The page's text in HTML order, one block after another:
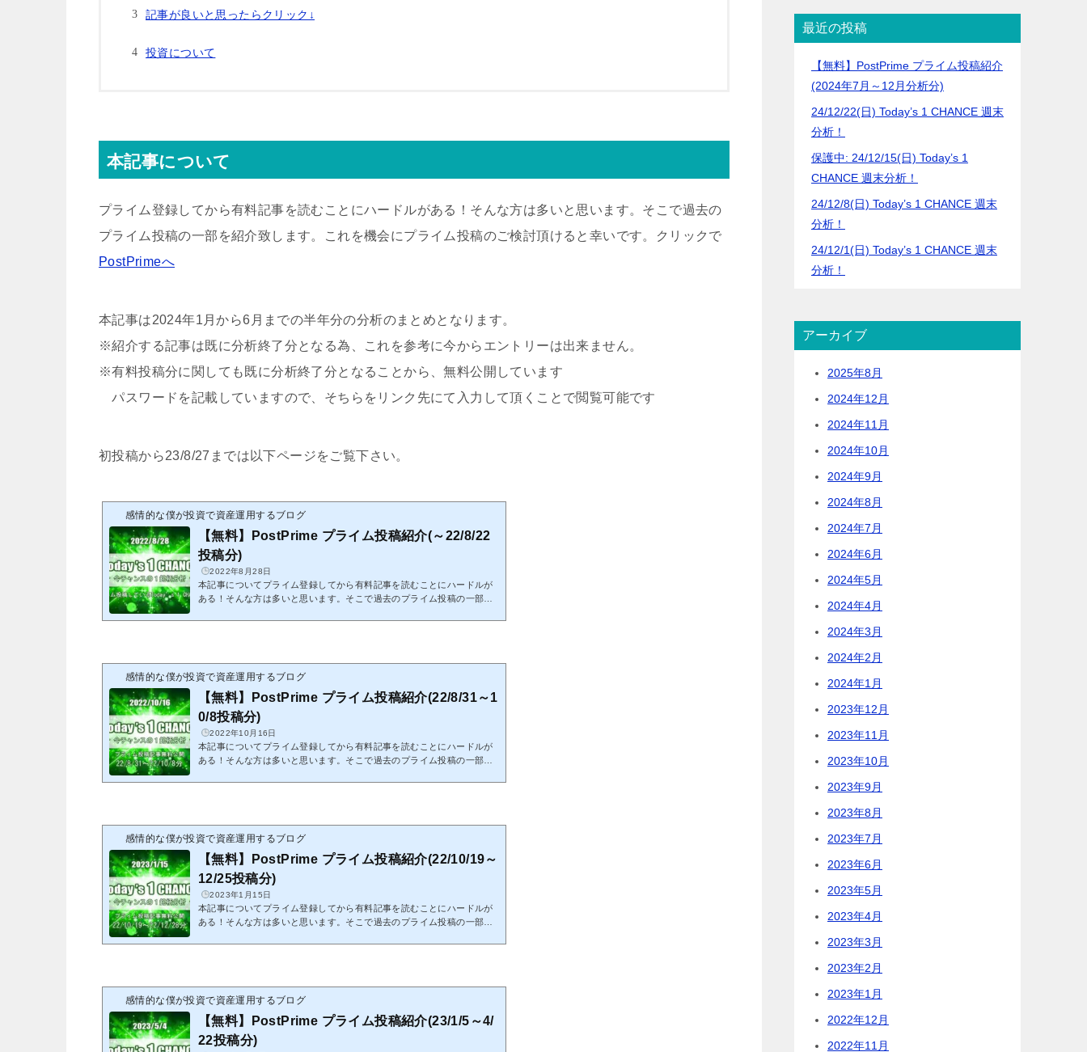
記事が良いと思ったらクリック↓
投資について
本記事について
プライム登録してから有料記事を読むことにハードルがある！そんな方は多いと思います。そこで過去の
プライム投稿の一部を紹介致します。これを機会にプライム投稿のご検討頂けると幸いです。クリックで
PostPrimeへ
本記事は2024年1月から6月までの半年分の分析のまとめとなります。
※紹介する記事は既に分析終了分となる為、これを参考に今からエントリーは出来ません。
※有料投稿分に関しても既に分析終了分となることから、無料公開しています
パスワードを記載していますので、そちらをリンク先にて入力して頂くことで閲覧可能です
初投稿から23/8/27までは以下ページをご覧下さい。
感情的な僕が投資で資産運用するブログ
【無料】PostPrime プライム投稿紹介(～22/8/22
投稿分)
2022年8月28日
本記事についてプライム登録してから有料記事を読むことにハードルが
ある！そんな方は多いと思います。そこで過去のプライム投稿の一部を
ることから、無料公開しています パスワードを記載していますので、
そちらをリンク先にて入力して頂くことで閲覧可能です私...
感情的な僕が投資で資産運用するブログ
【無料】PostPrime プライム投稿紹介(22/8/31～1
0/8投稿分)
2022年10月16日
本記事についてプライム登録してから有料記事を読むことにハードルが
ある！そんな方は多いと思います。そこで過去のプライム投稿の一部を
なることから、無料公開しています パスワードを記載していますの
で、そちらをリンク先にて入力して頂くことで閲覧可能で...
感情的な僕が投資で資産運用するブログ
【無料】PostPrime プライム投稿紹介(22/10/19～
12/25投稿分)
2023年1月15日
本記事についてプライム登録してから有料記事を読むことにハードルが
ある！そんな方は多いと思います。そこで過去のプライム投稿の一部を
となることから、無料公開しています パスワードを記載していますの
で、そちらをリンク先にて入力して頂くことで閲覧可能...
感情的な僕が投資で資産運用するブログ
【無料】PostPrime プライム投稿紹介(23/1/5～4/
22投稿分)
最近の投稿
【無料】PostPrime プライム投稿紹介
(2024年7月～12月分析分)
24/12/22(日) Today’s 1 CHANCE 週末
分析！
保護中: 24/12/15(日) Today’s 1
CHANCE 週末分析！
24/12/8(日) Today’s 1 CHANCE 週末
分析！
24/12/1(日) Today’s 1 CHANCE 週末
分析！
アーカイブ
2025年8月
2024年12月
2024年11月
2024年10月
2024年9月
2024年8月
2024年7月
2024年6月
2024年5月
2024年4月
2024年3月
2024年2月
2024年1月
2023年12月
2023年11月
2023年10月
2023年9月
2023年8月
2023年7月
2023年6月
2023年5月
2023年4月
2023年3月
2023年2月
2023年1月
2022年12月
2022年11月